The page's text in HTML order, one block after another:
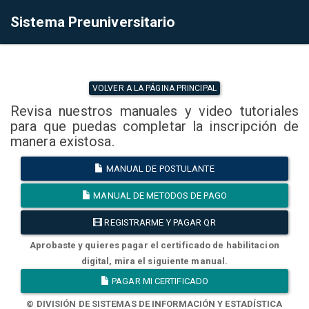
Sistema Preuniversitario
VOLVER A LA PÁGINA PRINCIPAL
Revisa nuestros manuales y video tutoriales
para que puedas completar la inscripción de
manera existosa.
MANUAL DE POSTULANTE
MANUAL DE METODOS DE PAGO
REGISTRARME Y PAGAR QR
Aprobaste y quieres pagar el certificado de habilitacion
digital, mira el siguiente manual.
PAGAR MI CERTIFICADO
© DIVISIÓN DE SISTEMAS DE INFORMACIÓN Y ESTADÍSTICA